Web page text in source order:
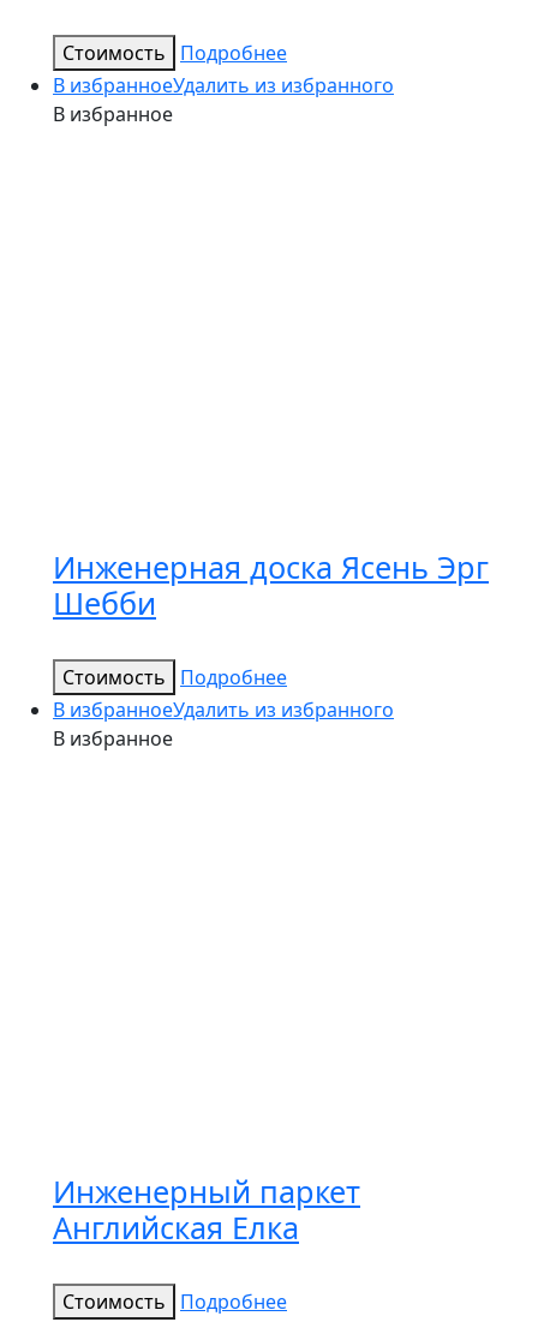
Стоимость
Подробнее
В избранноеУдалить из избранного
В избранное
Инженерная доска Ясень Эрг
Шебби
Стоимость
Подробнее
В избранноеУдалить из избранного
В избранное
Инженерный паркет
Английская Елка
Стоимость
Подробнее